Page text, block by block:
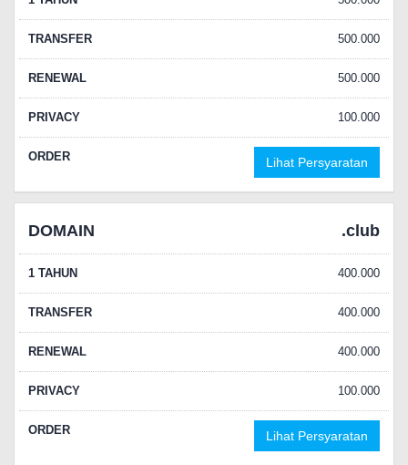
TRANSFER 500.000
RENEWAL 500.000
PRIVACY 100.000
ORDER Lihat Persyaratan
DOMAIN .club
1 TAHUN 400.000
TRANSFER 400.000
RENEWAL 400.000
PRIVACY 100.000
ORDER Lihat Persyaratan